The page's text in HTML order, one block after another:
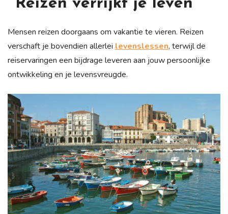
Reizen verrijkt je leven
Mensen reizen doorgaans om vakantie te vieren. Reizen
verschaft je bovendien allerlei levenslessen, terwijl de
reiservaringen een bijdrage leveren aan jouw persoonlijke
ontwikkeling en je levensvreugde.